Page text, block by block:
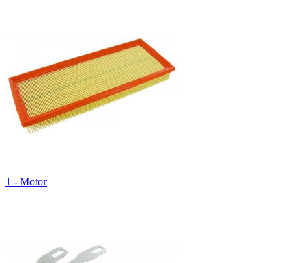
1 - Motor